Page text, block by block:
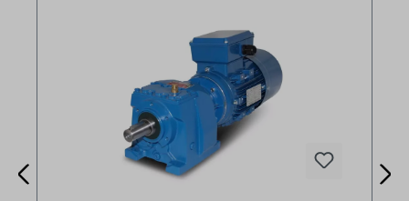
Schlupfkompensation - PID-Regelung -
Energiesparbetrieb - Speed search -
Automatischer Wiederanlauf 0,4
kW Frequenzumrichter für 0,37 kW
Drehstrommotor!